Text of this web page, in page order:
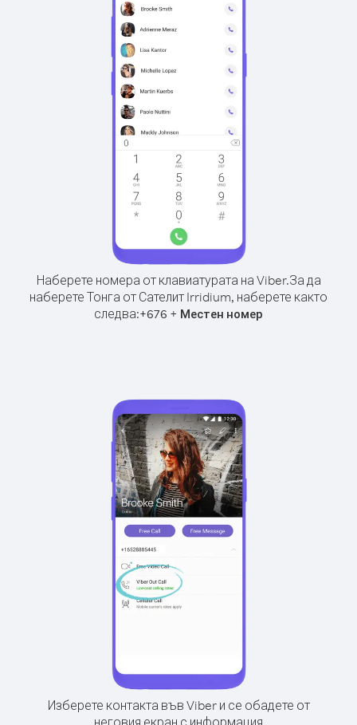
Наберете номера от клавиатурата на Viber.За да
наберете Тонга от Сателит Irridium, наберете както
следва:+676 + Местен номер
Изберете контакта във Viber и се обадете от
неговия екран с информация